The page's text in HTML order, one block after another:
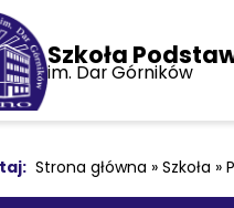
Szkoła
im. Dar Górników
Strona główna » Szkoła »